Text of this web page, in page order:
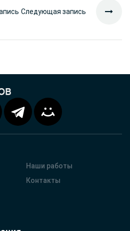
Следующая запись
Наши работы
Контакты